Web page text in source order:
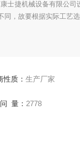
士捷机械设备有限公司
，故要根据实际工艺选
性质： 生产厂家
量： 2778